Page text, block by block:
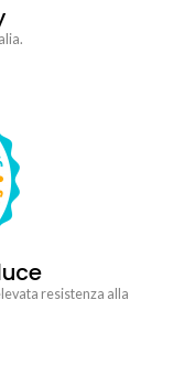
resistenza alla